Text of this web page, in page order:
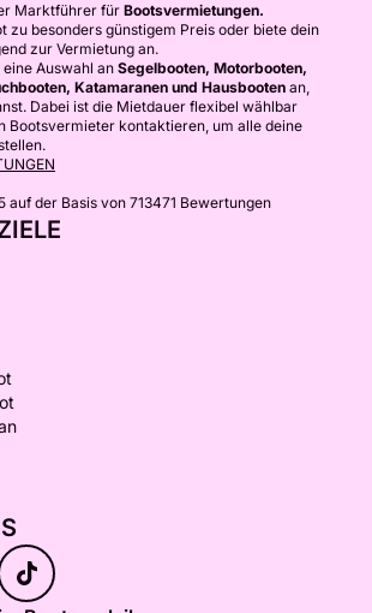
Marktführer fürBootsvermietungen.
zu besonders günstigem Preis oder biete dein
zur Vermietung an.
Auswahl anSegelbooten, Motorbooten,
Katamaranen und Hausbooten an,
Dabei ist die Mietdauer flexibel wählbar
Bootsvermieter kontaktieren, um alle deine
auf der Basis von 713471 Bewertungen